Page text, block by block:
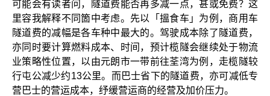
可能会有读者问，隧道费能否再多减一点，甚或免费？这
里容我解释不同箇中考虑。先以「搵食车」为例，商用车
隧道费的减幅是各车种中最大的。驾驶成本除了隧道费，
亦同时要计算燃料成本、时间，预计榄隧会继续处于物流
业策略性位置，以由元朗市一带前往荃湾为例，走榄隧较
行屯公减少约13公里。而巴士省下的隧道费，亦可减低专
营巴士的营运成本，纾缓营运商的经营及加价压力。